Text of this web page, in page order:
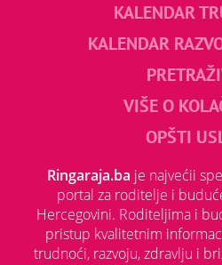
KALENDAR
KALENDAR
VIŠE O
OPŠTI
Ringaraja.ba je najvećii
portal za roditelje i
Hercegovini. Roditeljima i
pristup kvalitetnim
trudnoći, razvoju, zdravlju i